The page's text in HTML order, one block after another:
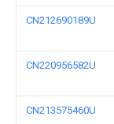
CN212690189U
CN220956582U
CN213575460U